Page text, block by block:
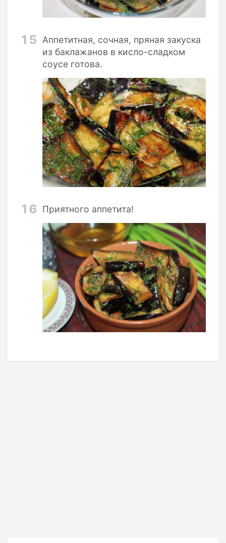
15 Аппетитная, сочная, пряная закуска
из баклажанов в кисло-сладком
соусе готова.
16 Приятного аппетита!